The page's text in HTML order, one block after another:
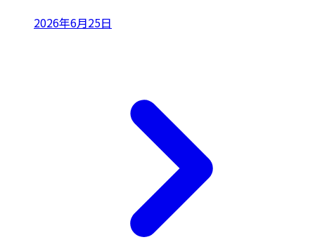
2026年6月25日